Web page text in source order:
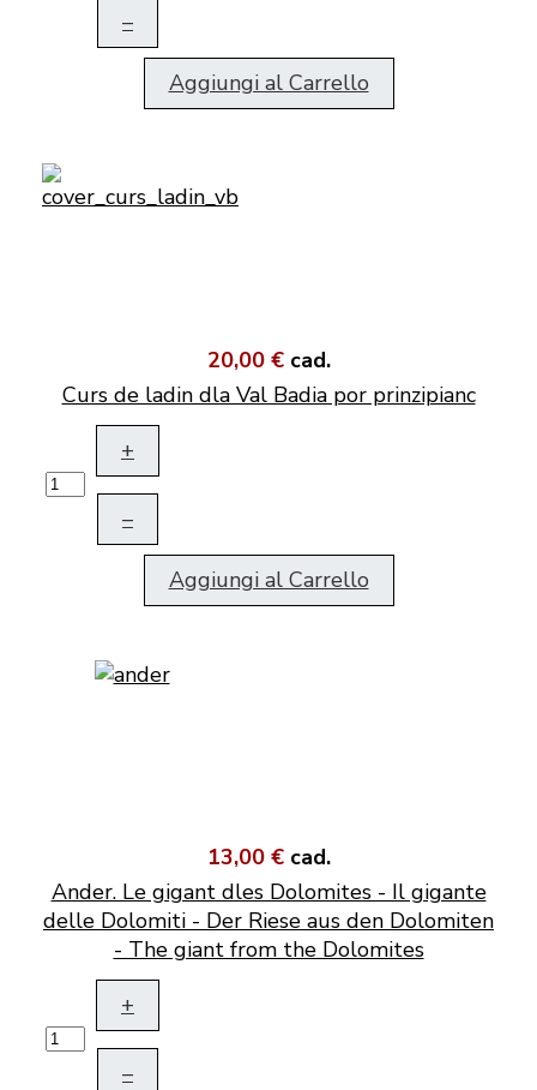
–
Aggiungi al Carrello
20,00 € cad.
Curs de ladin dla Val Badia por prinzipianc
+
–
Aggiungi al Carrello
13,00 € cad.
Ander. Le gigant dles Dolomites - Il gigante
delle Dolomiti - Der Riese aus den Dolomiten
- The giant from the Dolomites
+
–